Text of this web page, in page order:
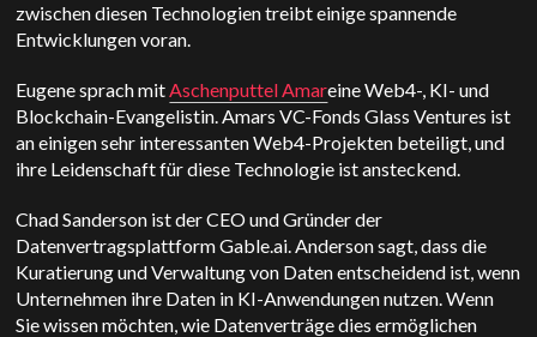
zwischen diesen Technologien treibt einige spannende
Entwicklungen voran.
Eugene sprach mitAschenputtel Amareine Web4-, KI- und
Blockchain-Evangelistin. Amars VC-Fonds Glass Ventures ist
an einigen sehr interessanten Web4-Projekten beteiligt, und
ihre Leidenschaft für diese Technologie ist ansteckend.
Chad Sanderson ist der CEO und Gründer der
Datenvertragsplattform Gable.ai. Anderson sagt, dass die
Kuratierung und Verwaltung von Daten entscheidend ist, wenn
Unternehmen ihre Daten in KI-Anwendungen nutzen. Wenn
Sie wissen möchten, wie Datenverträge dies ermöglichen